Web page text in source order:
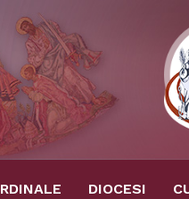
DIOCESI